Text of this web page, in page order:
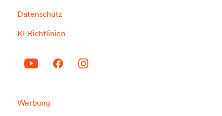
Datenschutz
KI-Richtlinien
Werbung